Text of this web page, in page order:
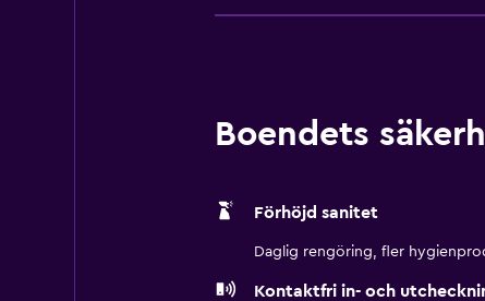
Boendets
Förhöjd sanitet
Daglig rengöring, fler
Kontaktfri in- och